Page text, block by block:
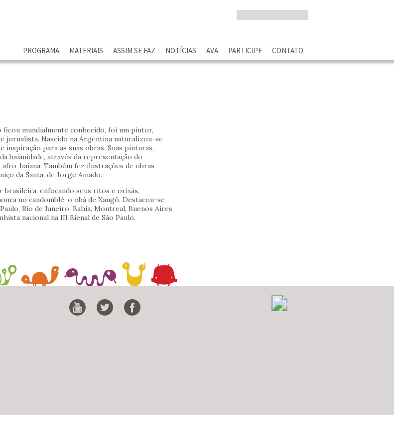
PROGRAMA MATERIAIS ASSIM SE FAZ NOTÍCIAS AVA PARTICIPE CONTATO
ficou mundialmente conhecido, foi um pintor,
jornalista. Nascido na Argentina naturalizou-se
para as suas obras. Suas pinturas,
baianidade, através da representação do
baiana. Também fez ilustrações de obras
da Santa, de Jorge Amado.
enfocando seus ritos e orixás,
no candomblé, o obá de Xangô. Destacou-se
Rio de Janeiro, Bahia, Montreal, Buenos Aires
nacional na III Bienal de São Paulo.